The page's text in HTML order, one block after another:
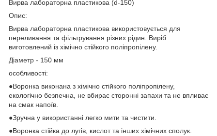
Вирва лабораторна пластикова (d-150)
Опис:
Вирва лабораторна пластикова використовується для
переливання та фільтрування різних рідин. Виріб
виготовлений із хімічно стійкого поліпропілену.
Діаметр - 150 мм
особливості:
●Воронка виконана з хімічно стійкого поліпропілену,
екологічно безпечна, не вбирає сторонні запахи та не впливає
на смак напоїв.
●Зручна у використанні легко мити та чистити.
●Воронка стійка до лугів, кислот та інших хімічних сполук.